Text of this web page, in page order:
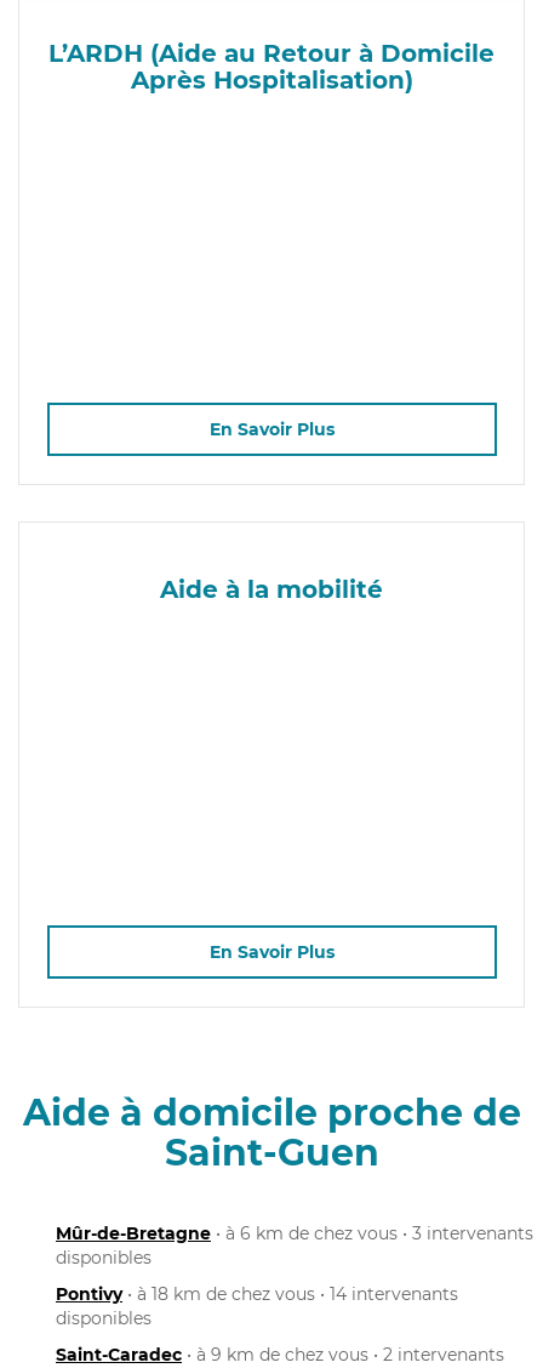
L’ARDH (Aide au Retour à Domicile
Après Hospitalisation)
En Savoir Plus
Aide à la mobilité
En Savoir Plus
Aide à domicile proche de
Saint-Guen
Mûr-de-Bretagne • à 6 km de chez vous • 3 intervenants
disponibles
Pontivy• à 18 km de chez vous • 14 intervenants
disponibles
Saint-Caradec • à 9 km de chez vous • 2 intervenants